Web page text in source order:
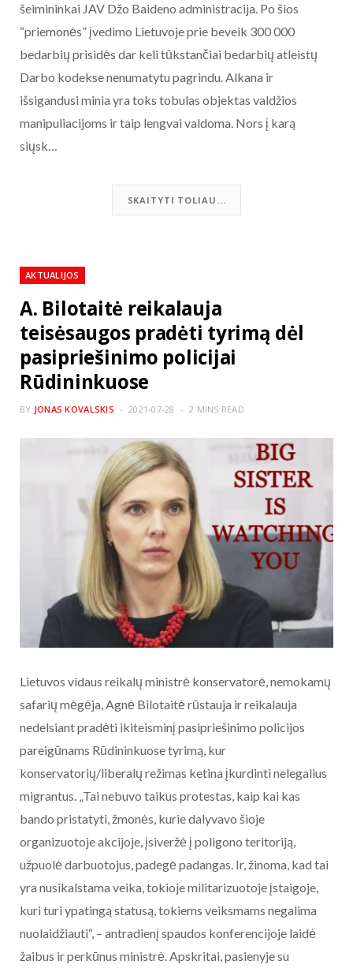
šeimininkai JAV Džo Baideno administracija. Po šios
“priemonės” įvedimo Lietuvoje prie beveik 300 000
bedarbių prisidės dar keli tūkstančiai bedarbių atleistų
Darbo kodekse nenumatytu pagrindu. Alkana ir
išsigandusi minia yra toks tobulas objektas valdžios
manipuliacijoms ir taip lengvai valdoma. Nors į karą
siųsk…
SKAITYTI TOLIAU...
AKTUALIJOS
A. Bilotaitė reikalauja
teisėsaugos pradėti tyrimą dėl
pasipriešinimo policijai
Rūdininkuose
BY JONAS KOVALSKIS 2021-07-28 2 MINS READ
Lietuvos vidaus reikalų ministrė konservatorė, nemokamų
safarių mėgėja, Agnė Bilotaitė rūstauja ir reikalauja
nedelsiant pradėti ikiteisminį pasipriešinimo policijos
pareigūnams Rūdininkuose tyrimą, kur
konservatorių/liberalų režimas ketina įkurdinti nelegalius
migrantus. „Tai nebuvo taikus protestas, kaip kai kas
bando pristatyti, žmonės, kurie dalyvavo šioje
organizuotoje akcijoje, įsiveržė į poligono teritoriją,
užpuolė darbuotojus, padegė padangas. Ir, žinoma, kad tai
yra nusikalstama veika, tokioje militarizuotoje įstaigoje,
kuri turi ypatingą statusą, tokiems veiksmams negalima
nuolaidžiauti“, – antradienį spaudos konferencijoje laidė
žaibus ir perkūnus ministrė. Apskritai, pasienyje su